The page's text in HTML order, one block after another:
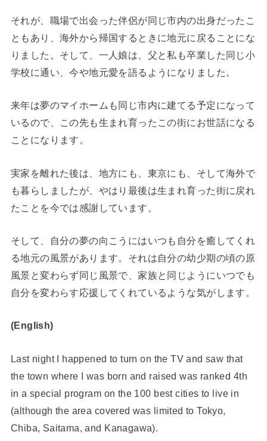
それが、職場で出会った伴侶が同じ市内の出身だったこ
ともあり、海外から帰国するときに地元に戻ることにな
りました。そして、一人娘は、父と私も卒業した同じ小
学校に通い、今や地元愛を語るようになりました。
来年は夢のマイホームも同じ市内に建てる予定になって
いるので、この先も生まれ育ったこの街にお世話になる
ことになります。
実家を離れた後は、地方にも、東京にも、そして海外で
も暮らしましたが、やはり最後は生まれ育った街に戻れ
たことを今では感謝しています。
そして、自分の夢の向こうにはいつも自分を癒してくれ
る地元の風景があります。それは自分の幼少期の頃の原
風景と変わらず同じ風景で、家族と同じようにいつでも
自分を変わらす応援してくれているような気がします。
(English)
Last night I happened to turn on the TV and saw that
the town where I was born and raised was ranked 4th
in a special program on the 100 best cities to live in
(although the area covered was limited to Tokyo,
Chiba, Saitama, and Kanagawa).